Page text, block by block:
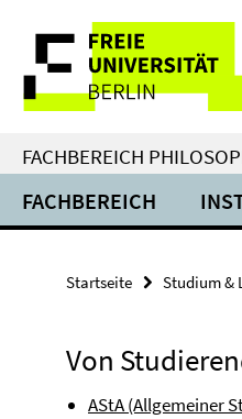
direkt
Inhalt
Service-
Navigation
FACHBEREICH
FACHBEREICH
Startseite Studium &
Von
AStA (Allgemeiner